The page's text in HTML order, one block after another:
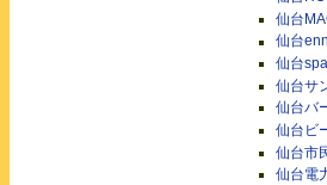
仙台
仙台enn
仙台
仙台サ
仙台バ
仙台ビ
仙台市
仙台電